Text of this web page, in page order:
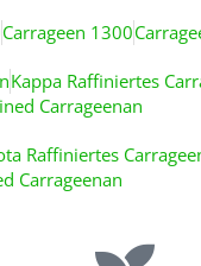
Carrageen 1300
Kappa Raffiniertes
Carrageenan
Raffiniertes
Carrageenan